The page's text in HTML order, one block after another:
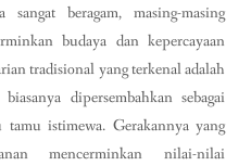
beragam, masing-masing
budaya dan kepercayaan
tradisional yang terkenal adalah
dipersembahkan sebagai
tamu istimewa. Gerakannya yang
mencerminkan nilai-nilai